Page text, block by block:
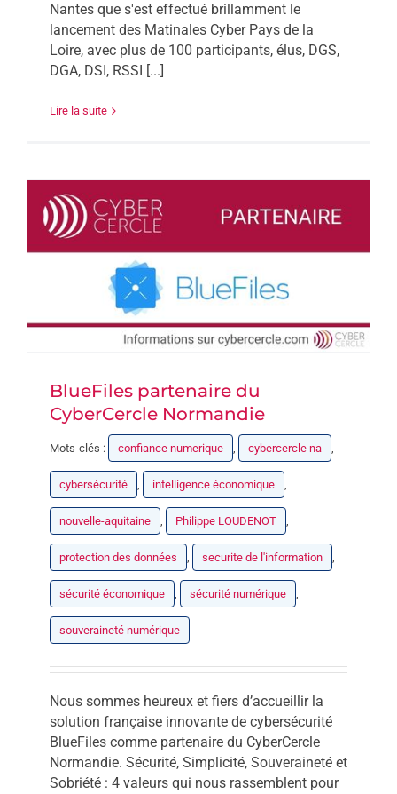
Nantes que s'est effectué brillamment le
lancement des Matinales Cyber Pays de la
Loire, avec plus de 100 participants, élus, DGS,
DGA, DSI, RSSI [...]
Lire la suite
BlueFiles partenaire du
CyberCercle Normandie
Mots-clés : confiance numerique , cybercercle na ,
cybersécurité , intelligence économique ,
nouvelle-aquitaine , Philippe LOUDENOT ,
protection des données , securite de l'information ,
sécurité économique , sécurité numérique ,
souveraineté numérique
Nous sommes heureux et fiers d’accueillir la
solution française innovante de cybersécurité
BlueFiles comme partenaire du CyberCercle
Normandie. Sécurité, Simplicité, Souveraineté et
Sobriété : 4 valeurs qui nous rassemblent pour